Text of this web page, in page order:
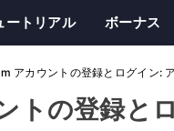
ートリアル ボーナス
アカウントの登録とログイン:
の登録と